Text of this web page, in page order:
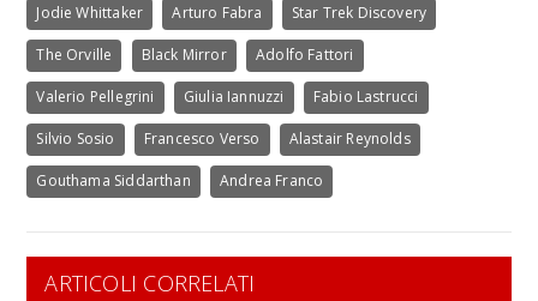
Jodie Whittaker Arturo Fabra Star Trek Discovery
The Orville Black Mirror Adolfo Fattori
Valerio Pellegrini Giulia Iannuzzi Fabio Lastrucci
Silvio Sosio Francesco Verso Alastair Reynolds
Gouthama Siddarthan Andrea Franco
ARTICOLI CORRELATI